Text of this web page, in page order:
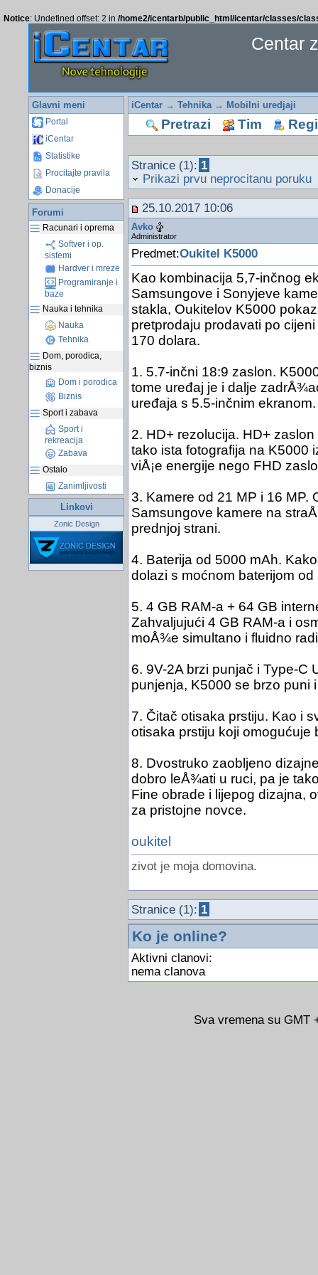
Notice: Undefined offset: 2 in /home2/icentarb/public_html/icentar/classes/
Centar
Glavni meni
Portal
iCentar
Statistike
Procitajte pravila
Donacije
Forumi
Racunari i oprema
Softver i op.
sistemi
Hardver i mreze
Programiranje i
baze
Nauka i tehnika
Nauka
Tehnika
Dom, porodica,
biznis
Dom i porodica
Biznis
Sport i zabava
Sport i
rekreacija
Zabava
Ostalo
Zanimljivosti
Linkovi
Zonic Design
iCentar→ Tehnika→ Mobilni uredjaji
Pretrazi Tim
Stranice (1): 1
Prikazi prvu neprocitanu poruku
25.10.2017 10:06
Avko
Administrator
Predmet:Oukitel K5000
Kao kombinacija 5,7-inčnog
Samsungove i Sonyjeve
stakla, Oukitelov K5000
pretprodaju prodavati po
170 dolara.
1. 5.7-inčni 18:9 zaslon.
tome uređaj je i dalje
uređaja s 5.5-inčnim ekranom.
2. HD+ rezolucija. HD+
tako ista fotografija na K5000
viÅ¡e energije nego FHD
3. Kamere od 21 MP i 16 MP.
Samsungove kamere na
prednjoj strani.
4. Baterija od 5000 mAh.
dolazi s moćnom baterijom od
5. 4 GB RAM-a + 64 GB
Zahvaljujući 4 GB RAM-a i
moÅ¾e simultano i fluidno
6. 9V-2A brzi punjač i Type-C
punjenja, K5000 se brzo puni
7. Čitač otisaka prstiju. Kao i
otisaka prstiju koji omogućuje
8. Dvostruko zaobljeno
dobro leÅ¾ati u ruci, pa je
Fine obrade i lijepog dizajna,
za pristojne novce.
oukitel
zivot je moja domovina.
Stranice (1): 1
Ko je online?
Aktivni clanovi:
nema clanova
Sva vremena su GMT